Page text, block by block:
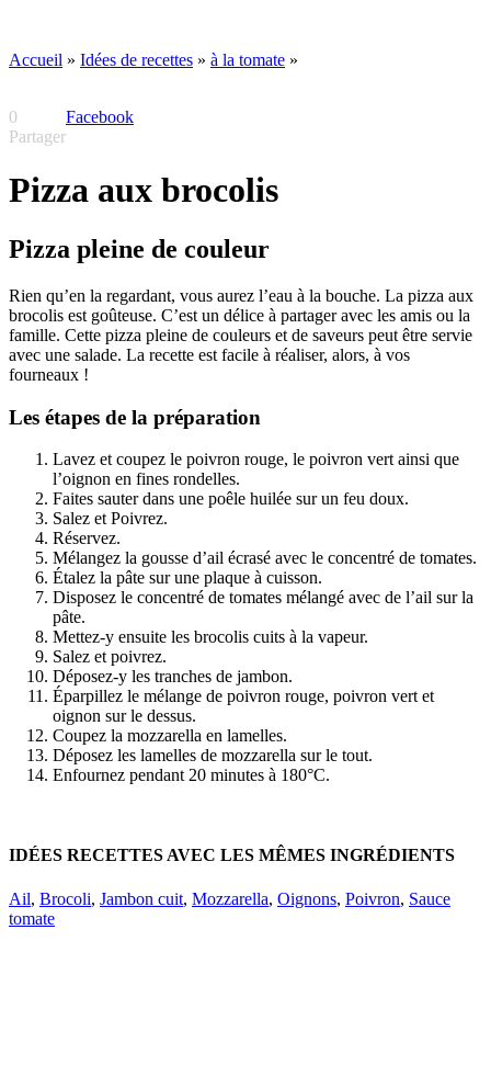
Accueil » Idées de recettes » à la tomate »
0
Partager
Facebook
Pizza aux brocolis
Pizza pleine de couleur
Rien qu’en la regardant, vous aurez l’eau à la bouche. La pizza aux
brocolis est goûteuse. C’est un délice à partager avec les amis ou la
famille. Cette pizza pleine de couleurs et de saveurs peut être servie
avec une salade. La recette est facile à réaliser, alors, à vos
fourneaux !
Les étapes de la préparation
Lavez et coupez le poivron rouge, le poivron vert ainsi que
l’oignon en fines rondelles.
Faites sauter dans une poêle huilée sur un feu doux.
Salez et Poivrez.
Réservez.
Mélangez la gousse d’ail écrasé avec le concentré de tomates.
Étalez la pâte sur une plaque à cuisson.
Disposez le concentré de tomates mélangé avec de l’ail sur la
pâte.
Mettez-y ensuite les brocolis cuits à la vapeur.
Salez et poivrez.
Déposez-y les tranches de jambon.
Éparpillez le mélange de poivron rouge, poivron vert et
oignon sur le dessus.
Coupez la mozzarella en lamelles.
Déposez les lamelles de mozzarella sur le tout.
Enfournez pendant 20 minutes à 180°C.
IDÉES RECETTES AVEC LES MÊMES INGRÉDIENTS
Ail, Brocoli, Jambon cuit, Mozzarella, Oignons, Poivron, Sauce
tomate